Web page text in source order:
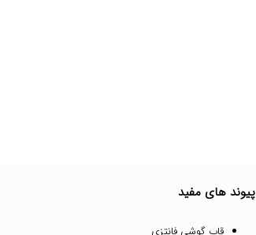
پیوند های مفید
قاب گوشی فانتزی